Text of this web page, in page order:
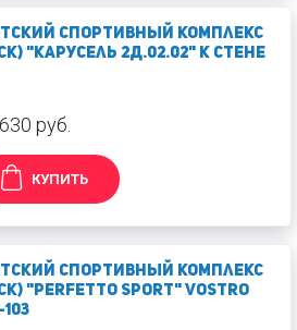
спортивный комплекс
"Карусель 2Д.02.02" к стене
руб.
КУПИТЬ
спортивный комплекс
"Perfetto sport" Vostro
103